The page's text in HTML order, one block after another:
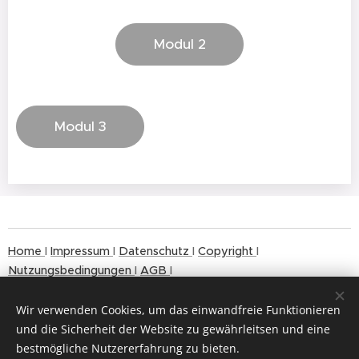
Modul 2
Modul 3
Home I Impressum I Datenschutz I Copyright I
Nutzungsbedingungen I AGB I
Copyright MAX LÜSCHER STIFTUNG© 2024
Wir verwenden Cookies, um das einwandfreie Funktionieren
und die Sicherheit der Website zu gewährleitsen und eine
bestmögliche Nutzererfahrung zu bieten.